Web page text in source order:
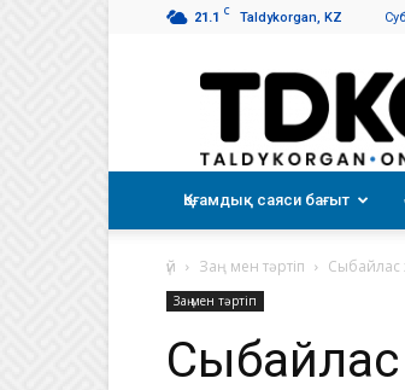
21.1 C Taldykorgan, KZ
Талдықорған
Қоғамдық саяси бағыт
үй Заң мен тәртіп Сыбайлас
Заң мен тәртіп
Сыбайлас